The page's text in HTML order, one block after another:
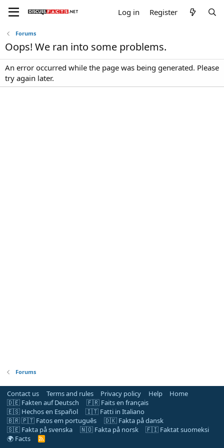
Log in Register
Forums
Oops! We ran into some problems.
An error occurred while the page was being generated. Please
try again later.
Forums
Contact us Terms and rules Privacy policy Help
Home
🇩🇪 Fakten auf Deutsch
🇫🇷 Faits en français
🇪🇸 Hechos en Español
🇮🇹 Fatti in Italiano
🇧🇷 🇵🇹 Fatos em português
🇩🇰 Fakta på dansk
🇸🇪 Fakta på svenska
🇳🇴 Fakta på norsk
🇫🇮 Faktat suomeksi
🌍 Facts
R